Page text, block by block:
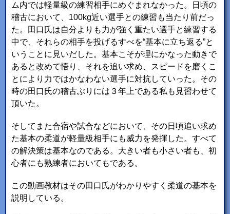
ム内では軽量級の練習相手にめぐまれなかった。日頃の
稽古において、100kg近い選手との練習も当たり前だっ
た。田口氏は自分よりも力が強く重たい選手と練習する
中で、それらの相手を投げるすべを“基本に立ち返る”と
いうことに見いだした。基本こそが理にかなった動きで
あると改めて悟り、それを追い求め、スピードを磨くこ
とにより力ではかなわない選手に対抗していった。その
時の田口氏の稽古ぶりには３年上である私も見習わせて
頂いた。
そしてまた合宿や試合などにおいて、その日頃追い求め
た基本の柔道が軽量級相手にも威力を発揮した。すべて
の解決策は基本なのである。大きい者も小さい者も、初
心者にも熟練者においてもである。
この動画教材はその田口氏がわかりやすく柔道の基本を
説明している。